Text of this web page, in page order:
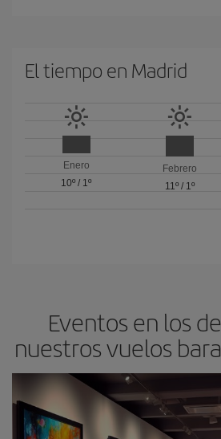
El tiempo en Madrid
Enero
10º / 1º
Febrero
11º/ 1º
Eventos en los
nuestros vuelos